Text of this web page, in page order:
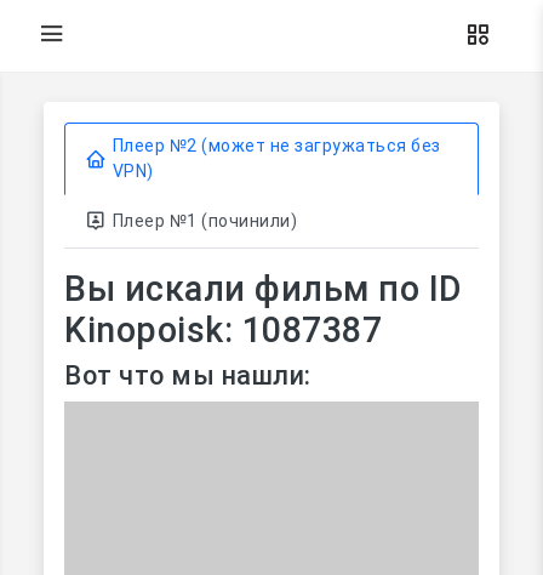
Плеер №2 (может не загружаться без
VPN)
Плеер №1 (починили)
Вы искали фильм по ID
Kinopoisk: 1087387
Вот что мы нашли: